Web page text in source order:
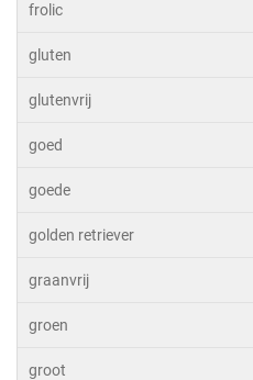
frolic
gluten
glutenvrij
goed
goede
golden retriever
graanvrij
groen
groot